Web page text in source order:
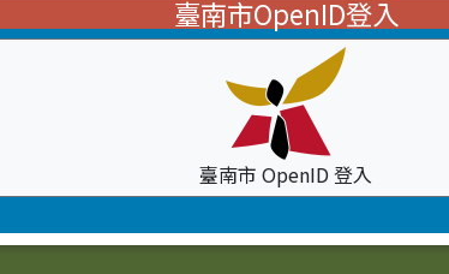
臺南市OpenID登入
臺南市 OpenID 登入